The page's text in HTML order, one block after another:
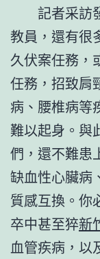
記者采訪
教員，還有很
久伏案任務，
任務，招致肩
病、腰椎病等
難以起身。與
們，還不難患
缺血性心臟病
質感互換。你
卒中甚至猝新
血管疾病，以